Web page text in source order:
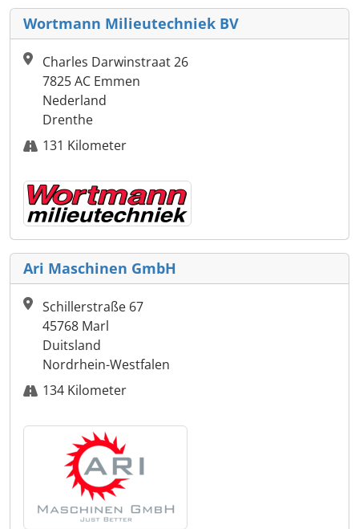
Wortmann Milieutechniek BV
Charles Darwinstraat 26
7825 AC Emmen
Nederland
Drenthe
131 Kilometer
Ari Maschinen GmbH
Schillerstraße 67
45768 Marl
Duitsland
Nordrhein-Westfalen
134 Kilometer